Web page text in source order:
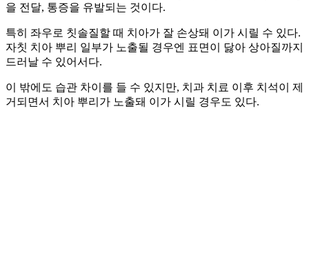
을 전달, 통증을 유발되는 것이다.
특히 좌우로 칫솔질할 때 치아가 잘 손상돼 이가 시릴 수 있다.
자칫 치아 뿌리 일부가 노출될 경우엔 표면이 닳아 상아질까지
드러날 수 있어서다.
이 밖에도 습관 차이를 들 수 있지만, 치과 치료 이후 치석이 제
거되면서 치아 뿌리가 노출돼 이가 시릴 경우도 있다.